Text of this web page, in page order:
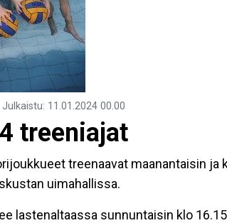
Julkaistu: 11.01.2024 00.00
treeniajat
treenaavat maanantaisin ja
uimahallissa.
lastenaltaassa sunnuntaisin klo